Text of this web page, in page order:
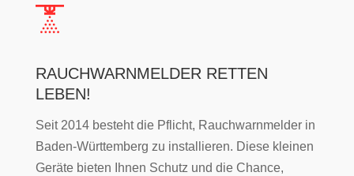
RAUCHWARNMELDER RETTEN
LEBEN!
Seit 2014 besteht die Pflicht, Rauchwarnmelder in
Baden-Württemberg zu installieren. Diese kleinen
Geräte bieten Ihnen Schutz und die Chance,